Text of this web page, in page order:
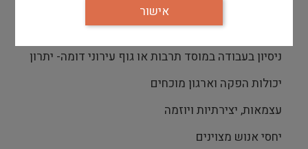
ניסיון בניהול מערך מתנדבים מארגון גדול
ניסיון בעבודה במוסד תרבות או גוף עירוני דומה- יתרון
יכולות הפקה וארגון מוכחים
עצמאות, יצירתיות ויוזמה
יחסי אנוש מצוינים
אישור